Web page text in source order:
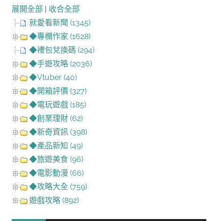
展開全部 | 收合全部
就愛看新聞 (1345)
◆專欄作家 (1628)
◆禮包兌換碼 (294)
◆手遊攻略 (2036)
◆Vtuber (40)
◆開箱評價 (327)
◆電玩遊戲 (185)
◆創業理財 (62)
◆新奇資訊 (398)
◆產品新知 (49)
◆旅遊美食 (96)
◆電影動漫 (66)
◆攻略大全 (759)
遊戲攻略 (892)